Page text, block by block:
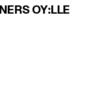
OY:LLE